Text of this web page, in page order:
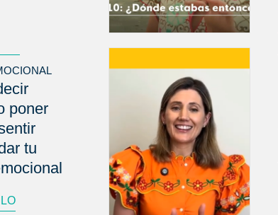
poner
tu